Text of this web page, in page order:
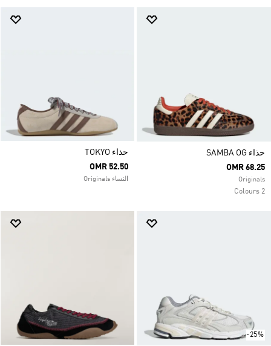
حذاء SAMBA OG
OMR 68.25
Originals
2 Colours
حذاء TOKYO
OMR 52.50
النساء Originals
-25%